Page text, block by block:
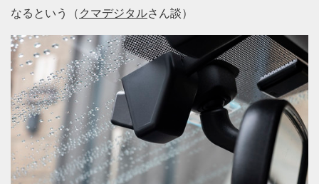
なるという（ クマデジタルさん談）